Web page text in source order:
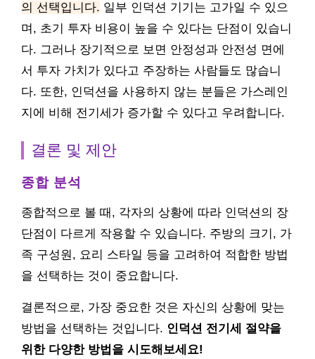
의 선택입니다. 일부 인덕션 기기는 고가일 수 있으
며, 초기 투자 비용이 높을 수 있다는 단점이 있습니
다. 그러나 장기적으로 보면 안정성과 안전성 면에
서 투자 가치가 있다고 주장하는 사람들도 많습니
다. 또한, 인덕션을 사용하지 않는 분들은 가스레인
지에 비해 전기세가 증가할 수 있다고 우려합니다.
결론 및 제안
종합 분석
종합적으로 볼 때, 각자의 상황에 따라 인덕션의 장
단점이 다르게 작용할 수 있습니다. 주방의 크기, 가
족 구성원, 요리 스타일 등을 고려하여 적합한 방법
을 선택하는 것이 중요합니다.
결론적으로, 가장 중요한 것은 자신의 상황에 맞는
방법을 선택하는 것입니다. 인덕션 전기세 절약을
위한 다양한 방법을 시도해보세요!